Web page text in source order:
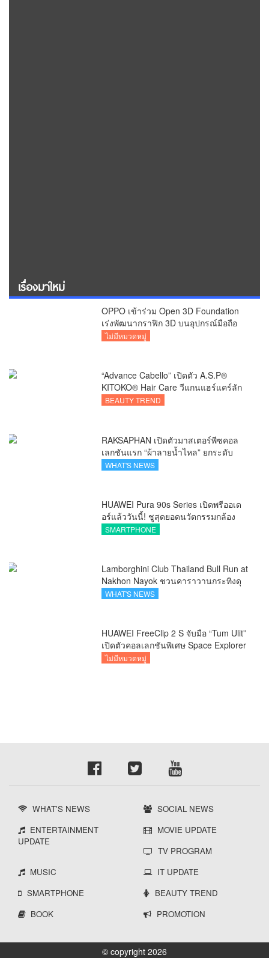
เรื่องมาใหม่
OPPO เข้าร่วม Open 3D Foundation
เร่งพัฒนากราฟิก 3D บนอุปกรณ์มือถือ
ไม่มีหมวดหมู่
“Advance Cabello” เปิดตัว A.S.P®
KITOKO® Hair Care วีแกนแฮร์แคร์ลัก
ชัวรีจากอังกฤษ ยกระดับการดูแลเส้นผม
BEAUTY TREND
RAKSAPHAN เปิดตัวมาสเตอร์พีซคอล
เลกชันแรก “ผ้าลายน้ำไหล” ยกระดับ
ภูมิปัญญาท้องถิ่นสู่งานศิลป์ระดับสากล
WHAT'S NEWS
HUAWEI Pura 90s Series เปิดพรีออเด
อร์แล้ววันนี้! ชูสุดยอดนวัตกรรมกล้อง
พร้อม AI อัจฉริยะและ 5G Advanced
SMARTPHONE
Lamborghini Club Thailand Bull Run at
Nakhon Nayok ชวนคาราวานกระทิงดุ
สัมผัสธรรมชาติเมืองรอง ณ นครนายก
WHAT'S NEWS
HUAWEI FreeClip 2 S จับมือ “Tum Ulit”
เปิดตัวคอลเลกชันพิเศษ Space Explorer
ถ่ายทอดศิลปะบนเคสหูฟัง
ไม่มีหมวดหมู่
WHAT'S NEWS
SOCIAL NEWS
ENTERTAINMENT
UPDATE
MOVIE UPDATE
TV PROGRAM
MUSIC
IT UPDATE
SMARTPHONE
BEAUTY TREND
BOOK
PROMOTION
© copyright 2026